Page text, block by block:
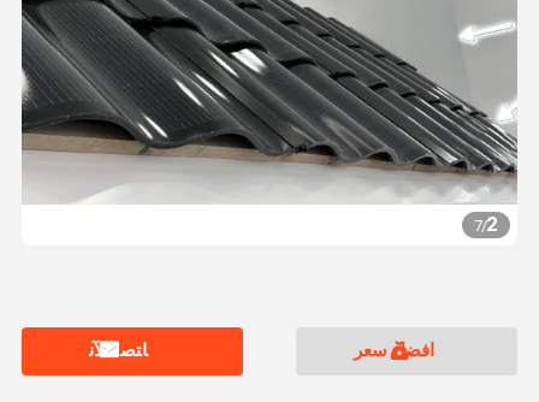
2
/
7
افضل سعر ﺎﺘﺼﻟ ﺍﻶﻧ